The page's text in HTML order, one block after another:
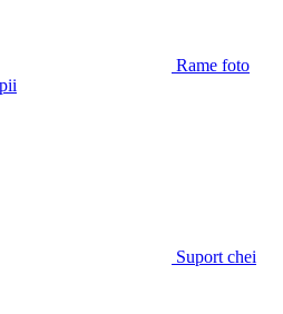
Rame foto
Suport chei